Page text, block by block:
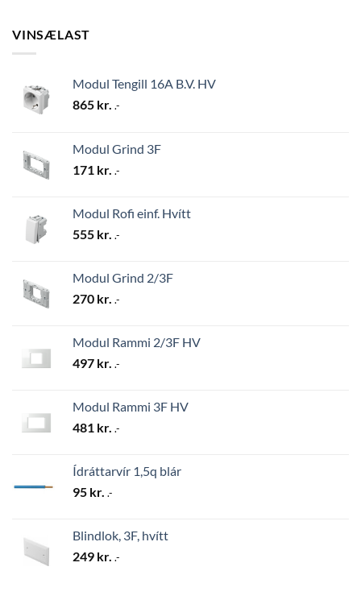
VINSÆLAST
Modul Tengill 16A B.V. HV
865 kr. .-
Modul Grind 3F
171 kr. .-
Modul Rofi einf. Hvítt
555 kr. .-
Modul Grind 2/3F
270 kr. .-
Modul Rammi 2/3F HV
497 kr. .-
Modul Rammi 3F HV
481 kr. .-
Ídráttarvír 1,5q blár
95 kr. .-
Blindlok, 3F, hvítt
249 kr. .-